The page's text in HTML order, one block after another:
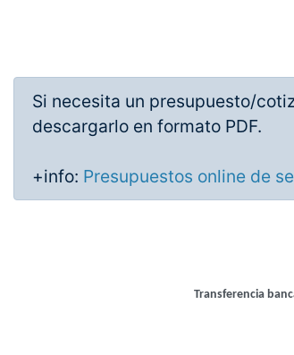
Si necesita un presupuesto/
descargarlo en formato PDF.
+info: Presupuestos online de
Transferencia